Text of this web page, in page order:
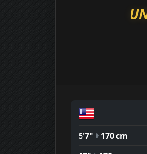
5'7" 170 cm